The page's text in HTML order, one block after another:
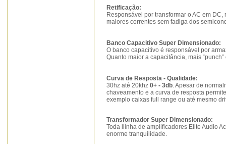
Retificação:
Responsável por transformar o AC em
maiores correntes sem fadiga dos
Banco Capacitivo Super Dimensionado:
O banco capacitivo é responsável por
Quanto maior a capacitância, mais
Curva de Resposta - Qualidade:
30hz até 20khz 0+ - 3db. Apesar de
chaveamento e a curva de resposta
exemplo caixas full range ou até mesmo
Transformador Super Dimensionado:
Toda llinha de amplificadores Elite Audio
enorme tranquilidade.